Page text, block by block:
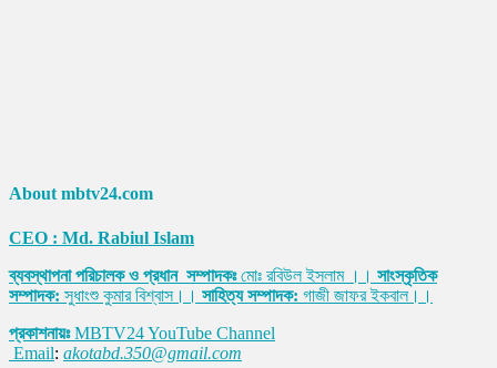
About mbtv24.com
CEO : Md. Rabiul Islam
ব্যবস্থাপনা পরিচালক ও প্রধান সম্পাদকঃমোঃ রবিউল ইসলাম ।। সাংস্কৃতিক
সম্পাদক: সুধাংশু কুমার বিশ্বাস।। সাহিত্য সম্পাদক: গাজী জাফর ইকবাল।।
প্রকাশনায়ঃMBTV24 YouTube Channel
Email: akotabd.350@gmail.com